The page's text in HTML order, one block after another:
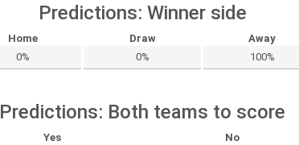
Predictions: Winner side
Home Draw
Away
0%
0% 100%
Predictions: Both teams to score
Yes
No